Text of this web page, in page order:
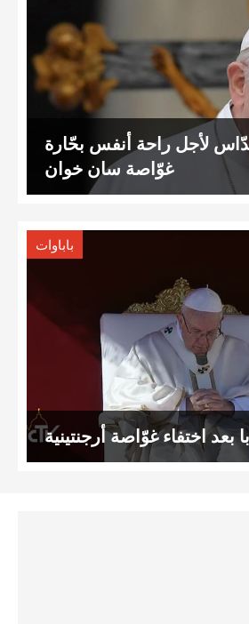
لأجل راحة أنفس بحّارة
غوّاصة سان خوان
باباوات
بعد اختفاء غوّاصة أرجنتينية